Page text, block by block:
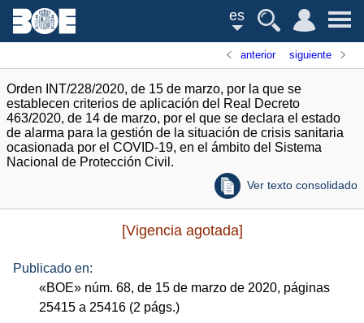
es
anterior siguiente
Orden INT/228/2020, de 15 de marzo, por la que se
establecen criterios de aplicación del Real Decreto
463/2020, de 14 de marzo, por el que se declara el estado
de alarma para la gestión de la situación de crisis sanitaria
ocasionada por el COVID-19, en el ámbito del Sistema
Nacional de Protección Civil.
Ver texto consolidado
[Vigencia agotada]
Publicado en:
«BOE» núm. 68, de 15 de marzo de 2020, páginas
25415 a 25416 (2 págs.)